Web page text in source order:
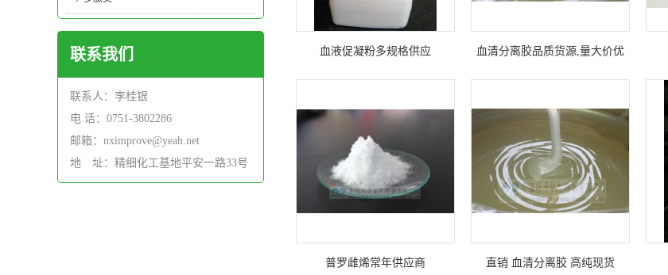
联系我们
联系人：李桂银
电 话：0751-3802286
邮箱：nximprove@yeah.net
地 址：精细化工基地平安一路33号
血液促凝粉多规格供应 血清分离胶品质货源,量大价优
普罗雌烯常年供应商 直销 血清分离胶 高纯现货